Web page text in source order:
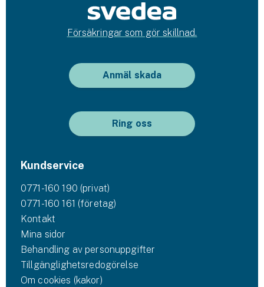
Försäkringar som gör skillnad.
Anmäl skada
Ring oss
Kundservice
0771-160 190 (privat)
0771-160 161 (företag)
Kontakt
Mina sidor
Behandling av personuppgifter
Tillgänglighetsredogörelse
Om cookies (kakor)